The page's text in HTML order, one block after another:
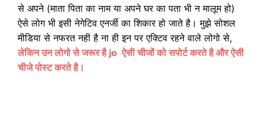
से अपने (माता पिता का नाम या अपने घर का पता भी न मालूम हो)
ऐसे लोग भी इसी नेगेटिव एनर्जी का शिकार हो जाते है। मुझे सोशल
मीडिया से नफरत नही है ना ही इन पर एक्टिव रहने वाले लोगो से,
लेकिन उन लोगो से जरूर है jo ऐसी चीजों को सपोर्ट करते है और ऐसी
चीजे पोस्ट करते है।